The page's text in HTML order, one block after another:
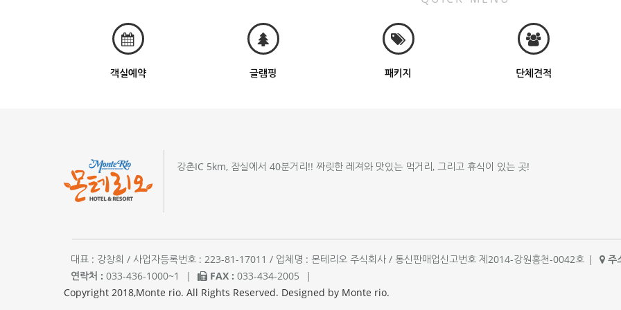
객실예약 글램핑 패키지 단체견적
강촌IC 5km, 잠실에서 40분거리!! 짜릿한 레져와 맛있는 먹거리, 그리고 휴식이 있는 곳!
대표 : 강창희 / 사업자등록번호 : 223-81-17011 / 업체명 : 몬테리오 주식회사 / 통신판매업신고번호 제2014-강원홍천-0042호 |
주
연락처 : 033-436-1000~1 | FAX : 033-434-2005
|
Copyright 2018,Monte rio. All Rights Reserved. Designed by Monte rio.